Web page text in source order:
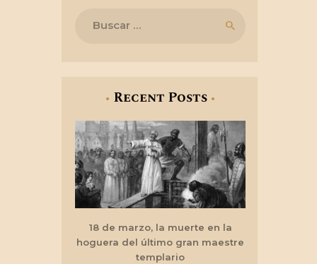
Recent Posts
18 de marzo, la muerte en la
hoguera del último gran maestre
templario